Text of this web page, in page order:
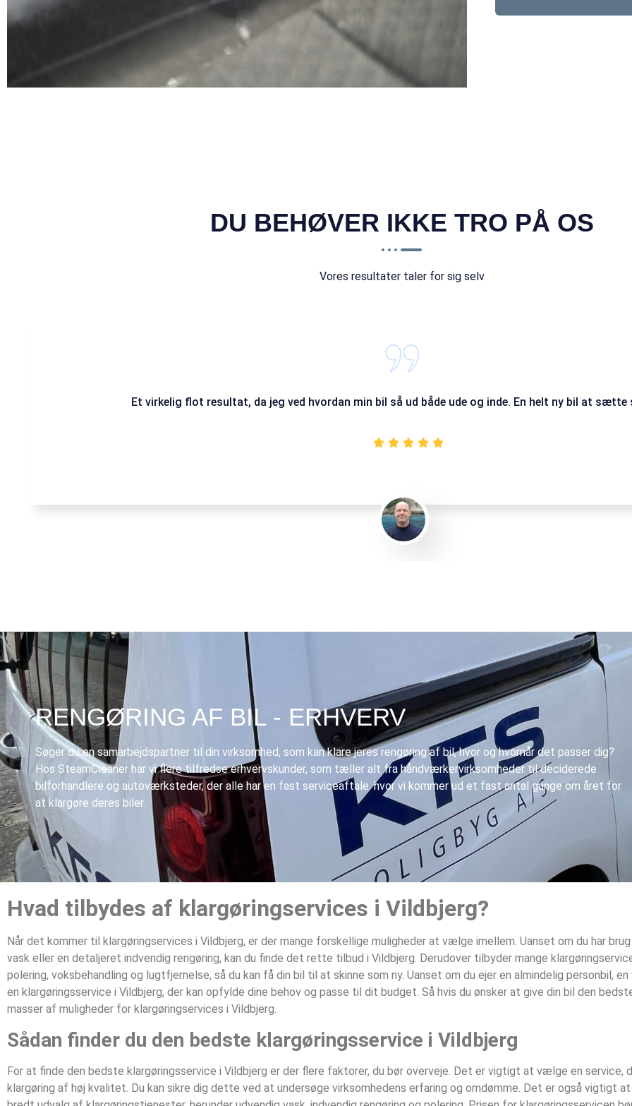
DU BEHØVER IKKE TRO PÅ OS
Vores resultater taler for sig selv
Et virkelig flot resultat, da jeg ved hvordan min bil så ud både ude og inde. En helt ny bil at sætte
RENGØRING AF BIL - ERHVERV
Søger du en samarbejdspartner til din virksomhed, som kan klare jeres rengøring af bil, hvor og hvornår det passer dig?
Hos SteamCleaner har vi flere tilfredse erhvervskunder, som tæller alt fra håndværkervirksomheder til deciderede
bilforhandlere og autoværksteder, der alle har en fast serviceaftale. hvor vi kommer ud et fast antal gange om året for
at klargøre deres biler.
Hvad tilbydes af klargøringservices i Vildbjerg?
Når det kommer til klargøringservices i Vildbjerg, er der mange forskellige muligheder at vælge imellem. Uanset om du har
vask eller en detaljeret indvendig rengøring, kan du finde det rette tilbud i Vildbjerg. Derudover tilbyder mange
polering, voksbehandling og lugtfjernelse, så du kan få din bil til at skinne som ny. Uanset om du ejer en almindelig personbil,
en klargøringsservice i Vildbjerg, der kan opfylde dine behov og passe til dit budget. Så hvis du ønsker at give din bil den
masser af muligheder for klargøringservices i Vildbjerg.
Sådan finder du den bedste klargøringsservice i Vildbjerg
For at finde den bedste klargøringsservice i Vildbjerg er der flere faktorer, du bør overveje. Det er vigtigt at vælge en service,
klargøring af høj kvalitet. Du kan sikre dig dette ved at undersøge virksomhedens erfaring og omdømme. Det er også vigtigt